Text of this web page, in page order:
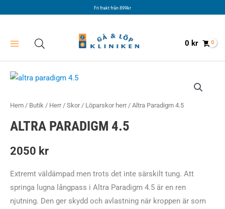
Fri frakt från 899kr
0 kr
Hem / Butik / Herr/ Skor/ Löparskor herr/ Altra Paradigm 4.5
ALTRA PARADIGM 4.5
2050 kr
Extremt väldämpad men trots det inte särskilt tung. Att
springa lugna långpass i Altra Paradigm 4.5 är en ren
njutning. Den ger skydd och avlastning när kroppen är som